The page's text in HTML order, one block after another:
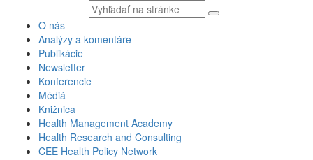
Vyhľadávaný
text
O nás
Analýzy a komentáre
Publikácie
Newsletter
Konferencie
Médiá
Knižnica
Health Management Academy
Health Research and Consulting
CEE Health Policy Network